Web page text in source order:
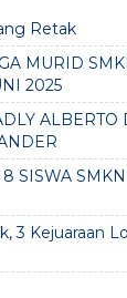
Retak
MURID
2025
SISWA
3 Kejuaraan